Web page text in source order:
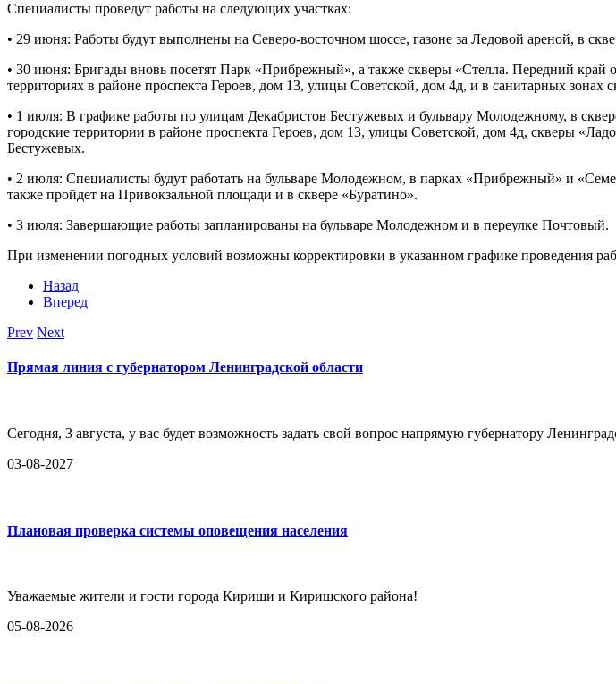
Специалисты проведут работы на следующих участках:
• 29 июня: Работы будут выполнены на Северо-восточном шоссе, газоне за Ледовой ареной, в
• 30 июня: Бригады вновь посетят Парк «Прибрежный», а также скверы «Стелла. Передний край
территориях в районе проспекта Героев, дом 13, улицы Советской, дом 4д, и в санитарных зонах
• 1 июля: В графике работы по улицам Декабристов Бестужевых и бульвару Молодежному, в
городские территории в районе проспекта Героев, дом 13, улицы Советской, дом 4д, скверы
Бестужевых.
• 2 июля: Специалисты будут работать на бульваре Молодежном, в парках «Прибрежный» и
также пройдет на Привокзальной площади и в сквере «Буратино».
• 3 июля: Завершающие работы запланированы на бульваре Молодежном и в переулке Почтовый.
При изменении погодных условий возможны корректировки в указанном графике проведения
Назад
Вперед
Prev Next
Прямая линия с губернатором Ленинградской области
Сегодня, 3 августа, у вас будет возможность задать свой вопрос напрямую губернатору
03-08-2027
Плановая проверка системы оповещения населения
Уважаемые жители и гости города Кириши и Киришского района!
05-08-2026